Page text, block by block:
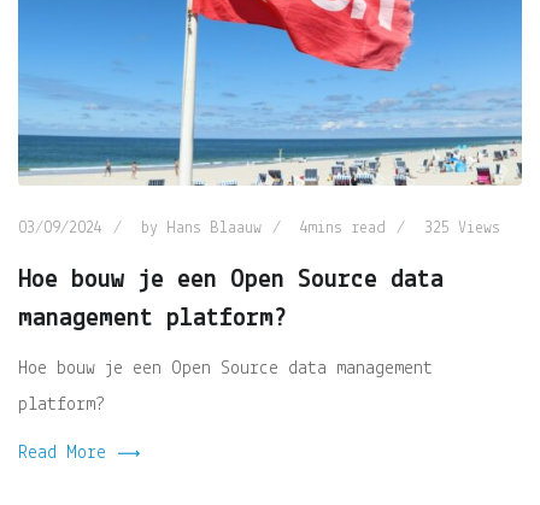
03/09/2024 by Hans Blaauw 4mins read 325 Views
Hoe bouw je een Open Source data
management platform?
Hoe bouw je een Open Source data management
platform?
Read More